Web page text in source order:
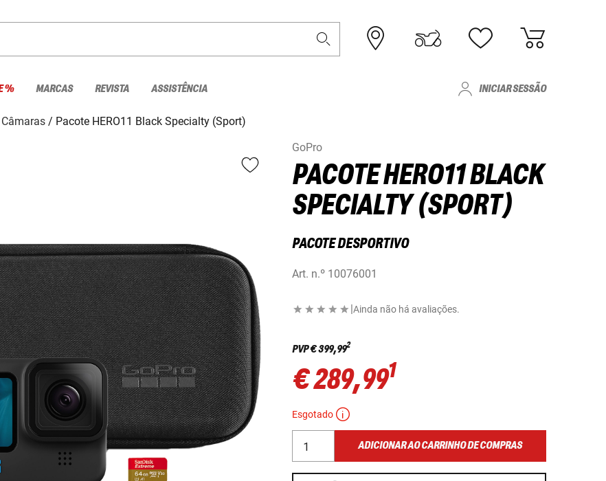
% MARCAS REVISTA ASSISTÊNCIA INICIAR SESSÃO
Câmaras
Pacote HERO11 Black Specialty (Sport)
GoPro
PACOTE HERO11 BLACK
SPECIALTY (SPORT)
PACOTE DESPORTIVO
Art. n.º 10076001
|Ainda não há avaliações.
PVP€ 399,992
€ 289,991
Esgotado
ADICIONAR AO CARRINHO DE COMPRAS